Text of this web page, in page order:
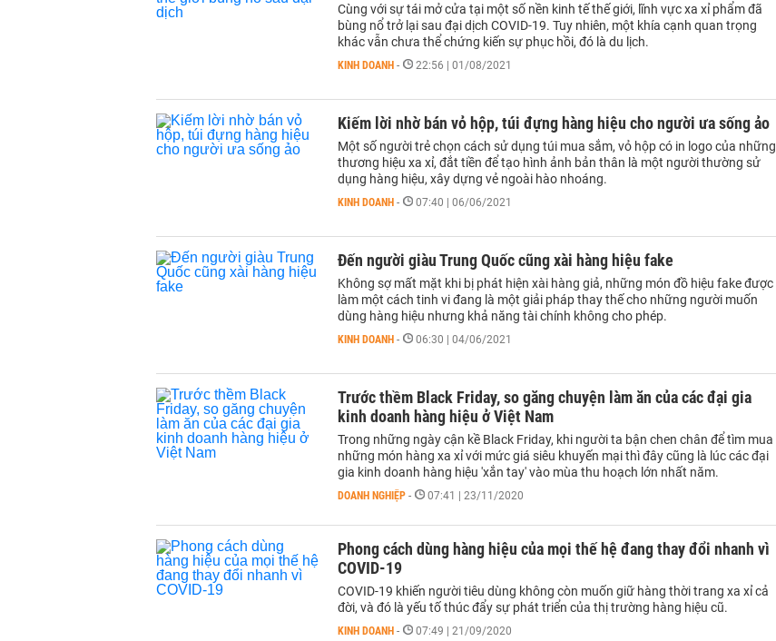
Cùng với sự tái mở cửa tại một số nền kinh tế thế giới, lĩnh vực xa xỉ phẩm đã
bùng nổ trở lại sau đại dịch COVID-19. Tuy nhiên, một khía cạnh quan trọng
khác vẫn chưa thể chứng kiến sự phục hồi, đó là du lịch.
KINH DOANH - 22:56 | 01/08/2021
Kiếm lời nhờ bán vỏ hộp, túi đựng hàng hiệu cho người ưa sống ảo
Một số người trẻ chọn cách sử dụng túi mua sắm, vỏ hộp có in logo của những
thương hiệu xa xỉ, đắt tiền để tạo hình ảnh bản thân là một người thường sử
dụng hàng hiệu, xây dựng vẻ ngoài hào nhoáng.
KINH DOANH - 07:40 | 06/06/2021
Đến người giàu Trung Quốc cũng xài hàng hiệu fake
Không sợ mất mặt khi bị phát hiện xài hàng giả, những món đồ hiệu fake được
làm một cách tinh vi đang là một giải pháp thay thế cho những người muốn
dùng hàng hiệu nhưng khả năng tài chính không cho phép.
KINH DOANH - 06:30 | 04/06/2021
Trước thềm Black Friday, so găng chuyện làm ăn của các đại gia
kinh doanh hàng hiệu ở Việt Nam
Trong những ngày cận kề Black Friday, khi người ta bận chen chân để tìm mua
những món hàng xa xỉ với mức giá siêu khuyến mại thì đây cũng là lúc các đại
gia kinh doanh hàng hiệu 'xắn tay' vào mùa thu hoạch lớn nhất năm.
DOANH NGHIỆP - 07:41 | 23/11/2020
Phong cách dùng hàng hiệu của mọi thế hệ đang thay đổi nhanh vì
COVID-19
COVID-19 khiến người tiêu dùng không còn muốn giữ hàng thời trang xa xỉ cả
đời, và đó là yếu tố thúc đẩy sự phát triển của thị trường hàng hiệu cũ.
KINH DOANH - 07:49 | 21/09/2020